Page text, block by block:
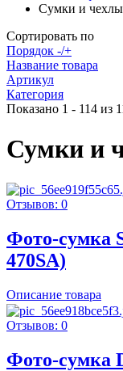
Сумки и чехлы
Сортировать по
Порядок -/+
Название товара
Артикул
Категория
Показано 1 - 114 из
Сумки и
Отзывов: 0
Фото-сумка
470SA)
Описание товара
Отзывов: 0
Фото-сумка